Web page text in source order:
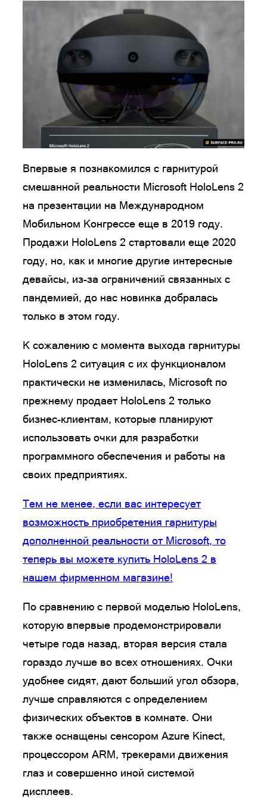
Впервые я познакомился с гарнитурой
смешанной реальности Microsoft HoloLens 2
на презентации на Международном
Мобильном Конгрессе еще в 2019 году.
Продажи HoloLens 2 стартовали еще 2020
году, но, как и многие другие интересные
девайсы, из-за ограничений связанных с
пандемией, до нас новинка добралась
только в этом году.
К сожалению с момента выхода гарнитуры
HoloLens 2 ситуация с их функционалом
практически не изменилась, Microsoft по
прежнему продает HoloLens 2 только
бизнес-клиентам, которые планируют
использовать очки для разработки
программного обеспечения и работы на
своих предприятиях.
Тем не менее, если вас интересует
возможность приобретения гарнитуры
дополненной реальности от Microsoft, то
теперь вы можете купить HoloLens 2 в
нашем фирменном магазине!
По сравнению с первой моделью HoloLens,
которую впервые продемонстрировали
четыре года назад, вторая версия стала
гораздо лучше во всех отношениях. Очки
удобнее сидят, дают больший угол обзора,
лучше справляются с определением
физических объектов в комнате. Они
также оснащены сенсором Azure Kinect,
процессором ARM, трекерами движения
глаз и совершенно иной системой
дисплеев.